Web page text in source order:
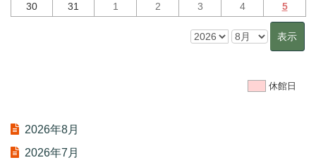
30
31 1 2 3 4 5
休館日
2026年8月
2026年7月